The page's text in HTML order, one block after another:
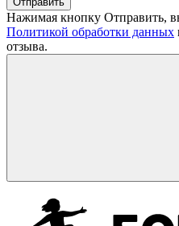
Нажимая кнопку Отправить,
Политикой обработки данных
отзыва.